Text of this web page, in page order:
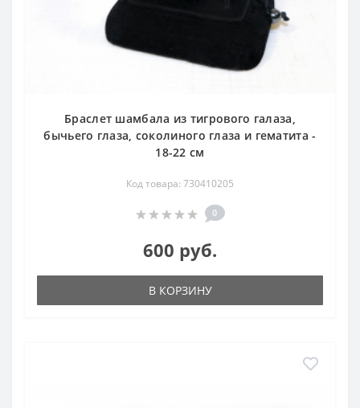
Браслет шамбала из тигрового галаза,
бычьего глаза, соколиного глаза и гематита -
18-22 см
Код товара: 730410205
0
600 руб.
В КОРЗИНУ